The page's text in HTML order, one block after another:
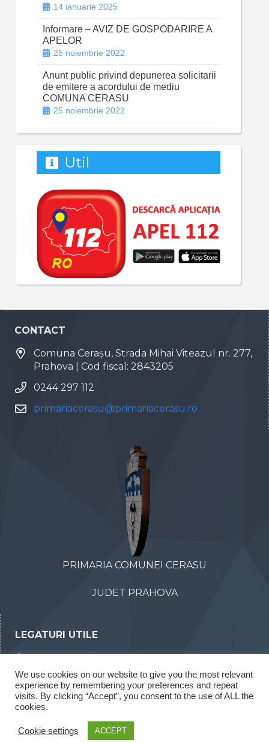
14 ianuarie 2025
Informare – AVIZ DE GOSPODARIRE A
APELOR
25 noiembrie 2022
Anunt public privind depunerea solicitarii
de emitere a acordului de mediu
COMUNA CERASU
25 noiembrie 2022
Util
CONTACT
Comuna Cerașu, Strada Mihai Viteazul nr. 277,
Prahova | Cod fiscal: 2843205
0244 297 112
primariacerasu@primariacerasu.ro
PRIMARIA COMUNEI CERASU
JUDET PRAHOVA
LEGATURI UTILE
Declaratii de interese
Rapoarte legea 52/2003
We use cookies on our website to give you the most relevant
experience by remembering your preferences and repeat
visits. By clicking “Accept”, you consent to the use of ALL the
cookies.
Cookie settings ACCEPT